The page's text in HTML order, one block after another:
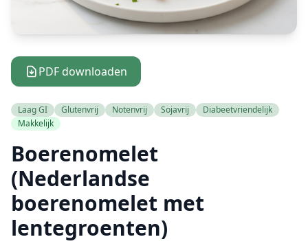
PDF downloaden
Laag GI Glutenvrij Notenvrij Sojavrij
Diabeetvriendelijk
Makkelijk
Boerenomelet
(Nederlandse
boerenomelet met
lentegroenten)